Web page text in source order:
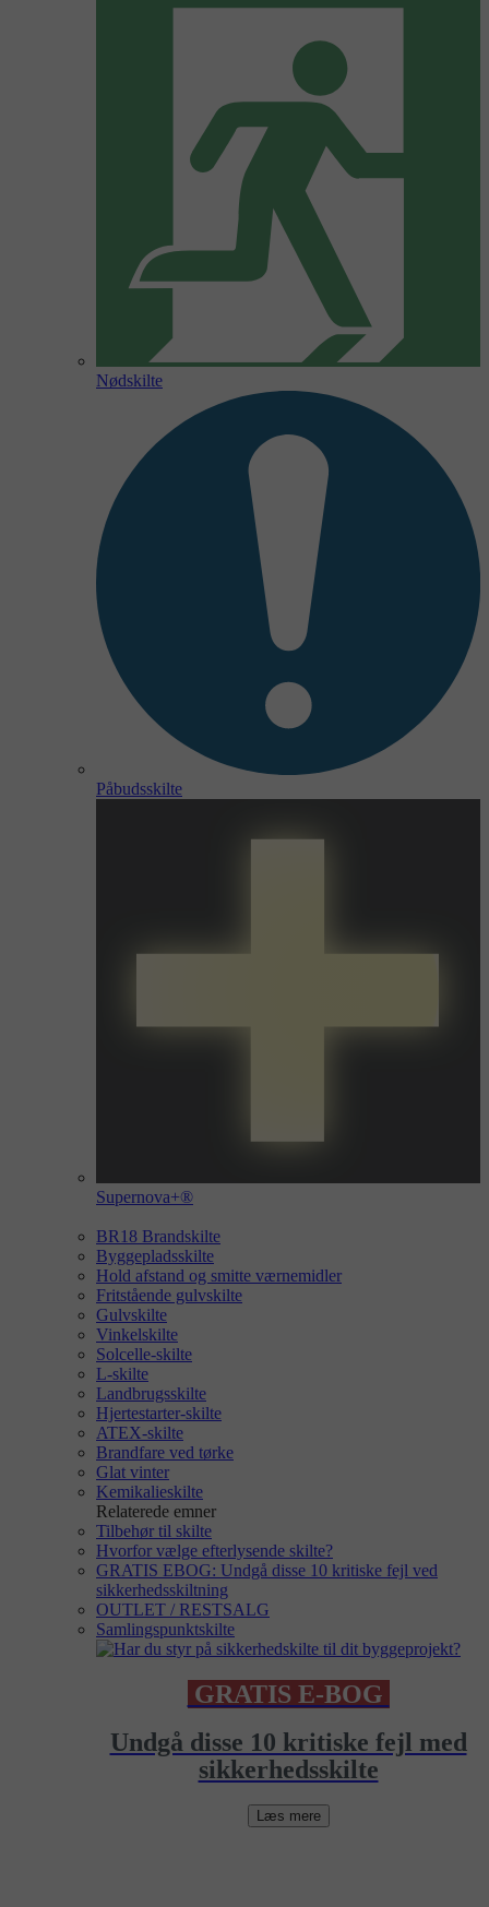
Nødskilte
Påbudsskilte
Supernova+®
BR18 Brandskilte
Byggepladsskilte
Hold afstand og smitte værnemidler
Fritstående gulvskilte
Gulvskilte
Vinkelskilte
Solcelle-skilte
L-skilte
Landbrugsskilte
Hjertestarter-skilte
ATEX-skilte
Brandfare ved tørke
Glat vinter
Kemikalieskilte
Relaterede emner
Tilbehør til skilte
Hvorfor vælge efterlysende skilte?
GRATIS EBOG: Undgå disse 10 kritiske fejl ved
sikkerhedsskiltning
OUTLET / RESTSALG
Samlingspunktskilte
GRATIS E-BOG
Undgå disse 10 kritiske fejl med
sikkerhedsskilte
Læs mere